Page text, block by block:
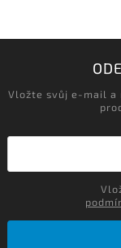
Vložte svůj e-mail a